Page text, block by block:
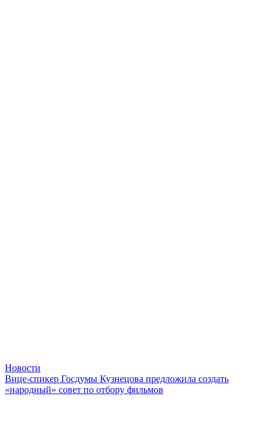
Новости
Вице-спикер Госдумы Кузнецова предложила создать
«народный» совет по отбору фильмов